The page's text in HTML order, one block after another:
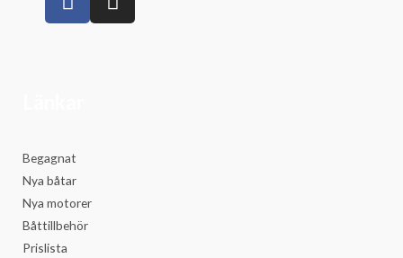
Begagnat
Nya båtar
Nya motorer
Båttillbehör
Prislista